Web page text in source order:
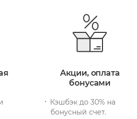
Акции, оплата
бонусами
Кэшбэк до 30% на
бонусный счет.